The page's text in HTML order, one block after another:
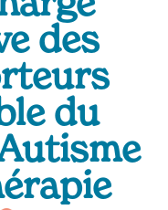
des
du